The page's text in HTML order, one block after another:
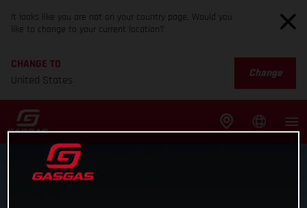
It looks like you are not on your country page. Would you
like to change to your current location?
CHANGE TO
United States
Change